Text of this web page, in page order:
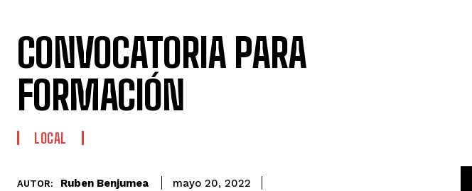
CONVOCATORIA PARA
FORMACIÓN
LOCAL
AUTOR: Ruben Benjumea mayo 20, 2022